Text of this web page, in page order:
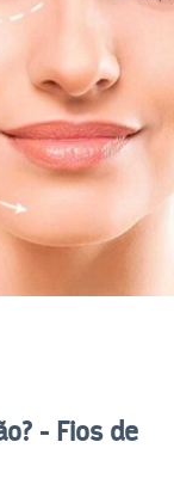
- Fios de